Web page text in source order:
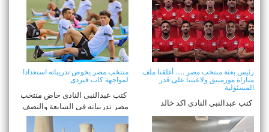
رئيس بعثة منتخب مصر ..... أغلقنا ملف
مباراة موزمبيق ولاعبينا على قدر
المسئولية
كتب عبدالنبى النادى اكد خالد
الدرندلي نائب رئيس مجلس إدارة
إتحا ...
منتخب مصر يخوض تدريباته استعدادا
لمواجهة كاب فيردى
كتب عبدالنبى النادى خاض منتخب
مصر تدريباته في السابعة والنصف
بت ...